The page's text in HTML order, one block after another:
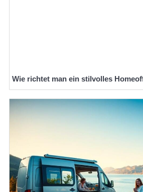
Wie richtet man ein stilvolles